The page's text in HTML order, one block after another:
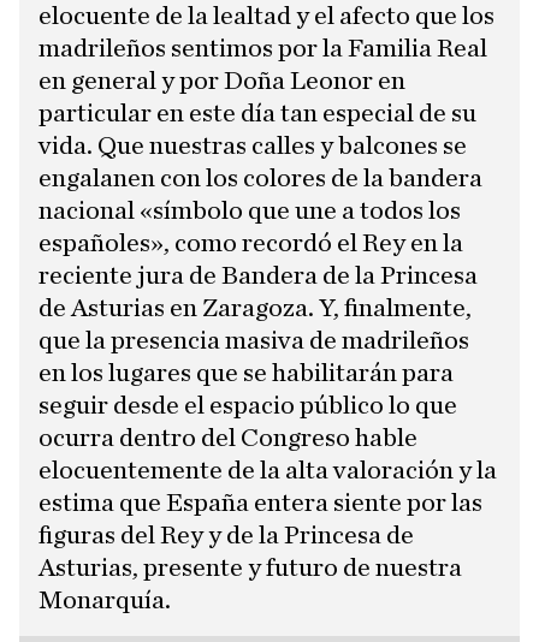
elocuente de la lealtad y el afecto que los
madrileños sentimos por la Familia Real
en general y por Doña Leonor en
particular en este día tan especial de su
vida. Que nuestras calles y balcones se
engalanen con los colores de la bandera
nacional «símbolo que une a todos los
españoles», como recordó el Rey en la
reciente jura de Bandera de la Princesa
de Asturias en Zaragoza. Y, finalmente,
que la presencia masiva de madrileños
en los lugares que se habilitarán para
seguir desde el espacio público lo que
ocurra dentro del Congreso hable
elocuentemente de la alta valoración y la
estima que España entera siente por las
figuras del Rey y de la Princesa de
Asturias, presente y futuro de nuestra
Monarquía.